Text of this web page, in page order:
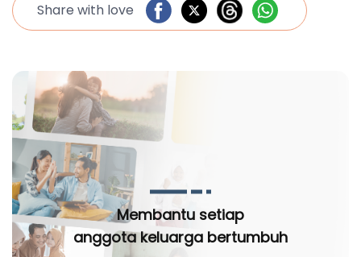
Share with love
Membantu setiap
anggota keluarga bertumbuh